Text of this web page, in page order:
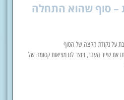
– סוף שהוא התחלה
על נקודת הקצה של הסוף
את שייר העבר, ויוצר לנו מציאות קסומה של